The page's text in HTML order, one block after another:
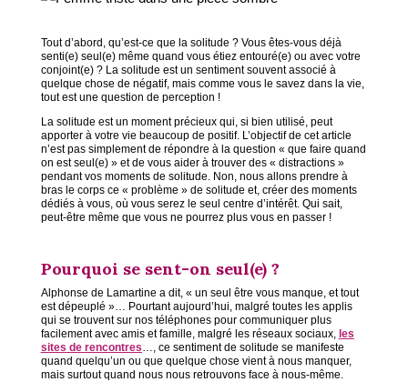
Tout d’abord, qu’est-ce que la solitude ? Vous êtes-vous déjà
senti(e) seul(e) même quand vous étiez entouré(e) ou avec votre
conjoint(e) ? La solitude est un sentiment souvent associé à
quelque chose de négatif, mais comme vous le savez dans la vie,
tout est une question de perception !
La solitude est un moment précieux qui, si bien utilisé, peut
apporter à votre vie beaucoup de positif. L’objectif de cet article
n’est pas simplement de répondre à la question « que faire quand
on est seul(e) » et de vous aider à trouver des « distractions »
pendant vos moments de solitude. Non, nous allons prendre à
bras le corps ce « problème » de solitude et, créer des moments
dédiés à vous, où vous serez le seul centre d’intérêt. Qui sait,
peut-être même que vous ne pourrez plus vous en passer !
Pourquoi se sent-on seul(e) ?
Alphonse de Lamartine a dit, « un seul être vous manque, et tout
est dépeuplé »… Pourtant aujourd’hui, malgré toutes les applis
qui se trouvent sur nos téléphones pour communiquer plus
facilement avec amis et famille, malgré les réseaux sociaux, les
sites de rencontres…, ce sentiment de solitude se manifeste
quand quelqu’un ou que quelque chose vient à nous manquer,
mais surtout quand nous nous retrouvons face à nous-même.